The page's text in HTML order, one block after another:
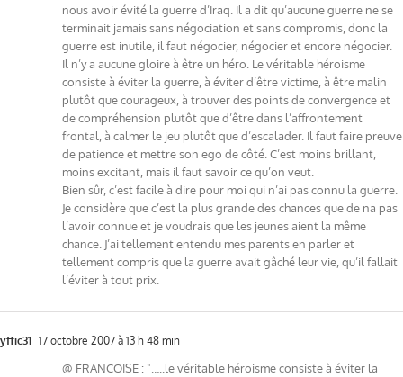
nous avoir évité la guerre d’Iraq. Il a dit qu’aucune guerre ne se
terminait jamais sans négociation et sans compromis, donc la
guerre est inutile, il faut négocier, négocier et encore négocier.
Il n’y a aucune gloire à être un héro. Le véritable héroisme
consiste à éviter la guerre, à éviter d’être victime, à être malin
plutôt que courageux, à trouver des points de convergence et
de compréhension plutôt que d’être dans l’affrontement
frontal, à calmer le jeu plutôt que d’escalader. Il faut faire preuve
de patience et mettre son ego de côté. C’est moins brillant,
moins excitant, mais il faut savoir ce qu’on veut.
Bien sûr, c’est facile à dire pour moi qui n’ai pas connu la guerre.
Je considère que c’est la plus grande des chances que de na pas
l’avoir connue et je voudrais que les jeunes aient la même
chance. J’ai tellement entendu mes parents en parler et
tellement compris que la guerre avait gâché leur vie, qu’il fallait
l’éviter à tout prix.
yffic31 17 octobre 2007 à 13 h 48 min
@ FRANCOISE : "…..le véritable héroisme consiste à éviter la